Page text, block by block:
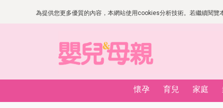
為提供您更多優質的內容，本網站使用cookies分析技術。若繼續閱
懷孕 育兒 家庭